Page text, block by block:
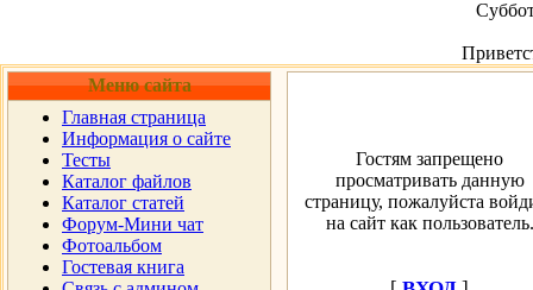
Меню сайта
Главная страница
Информация о сайте
Тесты
Каталог файлов
Каталог статей
Форум-Мини чат
Фотоальбом
Гостевая книга
Гостям запрещено
просматривать данную
страницу, пожалуйста
на сайт как пользователь.